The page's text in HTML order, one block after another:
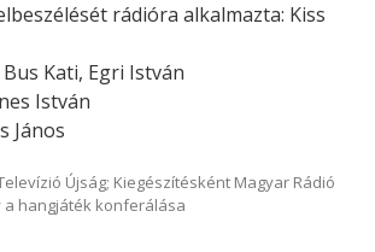
rádióra alkalmazta: Kiss
Kati, Egri István
István
János
Újság; Kiegészítésként Magyar Rádió
hangjáték konferálása